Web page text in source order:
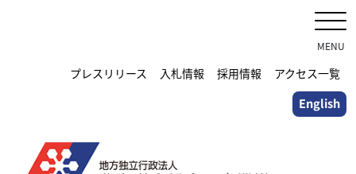
プレスリリース 入札情報 採用情報 アクセス一覧
English
MENU